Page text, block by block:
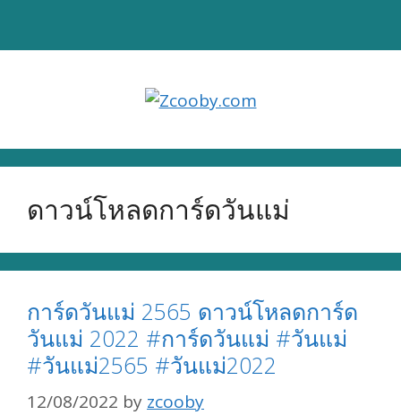
ดาวน์โหลดการ์ดวันแม่
การ์ดวันแม่ 2565 ดาวน์โหลดการ์ด
วันแม่ 2022 #การ์ดวันแม่ #วันแม่
#วันแม่2565 #วันแม่2022
12/08/2022 by zcooby